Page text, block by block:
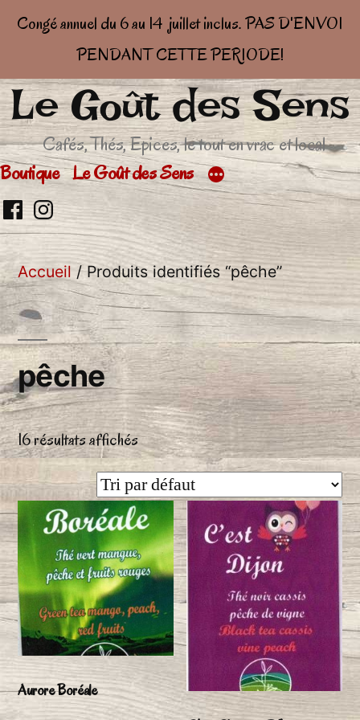
Congé annuel du 6 au 14 juillet inclus. PAS D'ENVOI
PENDANT CETTE PERIODE!
Aller
au
contenu
Le Goût des Sens
Cafés, Thés, Epices, le tout en vrac et local
Boutique Le Goût des Sens
Retrouvez
moi
sur
facebook
Retrouver
moi
sur
Insta
Accueil / Produits identifiés “pêche”
pêche
16 résultats affichés
Aurore Boréale